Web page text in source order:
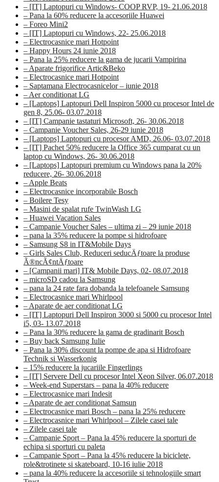
– [IT] Laptopuri cu Windows- COOP RVP, 19- 21.06.2018
– Pana la 60% reducere la accesoriile Huawei
– Foreo Mini2
– [IT] Laptopuri cu Windows, 22- 25.06.2018
– Electrocasnice mari Hotpoint
– Happy Hours 24 iunie 2018
– Pana la 25% reducere la gama de jucarii Vampirina
– Aparate frigorifice Artic&Beko
– Electrocasnice mari Hotpoint
– Saptamana Electrocasnicelor – iunie 2018
– Aer conditionat LG
– [Laptops] Laptopuri Dell Inspiron 5000 cu procesor Intel de
gen 8, 25.06- 03.07.2018
– [IT] Campanie tastaturi Microsoft, 26- 30.06.2018
– Campanie Voucher Sales, 26-29 iunie 2018
– [Laptops] Laptopuri cu procesor AMD, 26.06- 03.07.2018
– [IT] Pachet 50% reducere la Office 365 cumparat cu un
laptop cu Windows, 26- 30.06.2018
– [Laptops] Laptopuri premium cu Windows pana la 20%
reducere, 26- 30.06.2018
– Apple Beats
– Electrocasnice incorporabile Bosch
– Boilere Tesy
– Masini de spalat rufe TwinWash LG
– Huawei Vacation Sales
– Campanie Voucher Sales – ultima zi – 29 iunie 2018
– pana la 35% reducere la pompe si hidrofoare
– Samsung S8 in IT&Mobile Days
– Girls Sales Club, Reduceri seducÄƒtoare la produse
Ã®ncÃ¢ntÄƒtoare
– [Campanii mari] IT& Mobile Days, 02- 08.07.2018
– microSD cadou la Samsung
– pana la 24 rate fara dobanda la telefoanele Samsung
– Electrocasnice mari Whirlpool
– Aparate de aer conditionat LG
– [IT] Laptopuri Dell Inspiron 3000 si 5000 cu procesor Intel
i5, 03- 13.07.2018
– Pana la 30% reducere la gama de gradinarit Bosch
– Buy back Samsung Iulie
– Pana la 30% discount la pompe de apa si Hidrofoare
Technik si Wasserkonig
– 15% reducere la jucariile Fingerlings
– [IT] Servere Dell cu procesor Intel Xeon Silver, 06.07.2018
– Week-end Superstars – pana la 40% reducere
– Electrocasnice mari Indesit
– Aparate de aer conditionat Samsun
– Electrocasnice mari Bosch – pana la 25% reducere
– Electrocasnice mari Whirlpool – Zilele casei tale
– Zilele casei tale
– Campanie Sport – Pana la 45% reducere la sporturi de
echipa si sporturi cu paleta
– Campanie Sport – Pana la 45% reducere la biciclete,
role&trotinete si skateboard, 10-16 iulie 2018
– pana la 40% reducere la accesoriile si tehnologiile smart